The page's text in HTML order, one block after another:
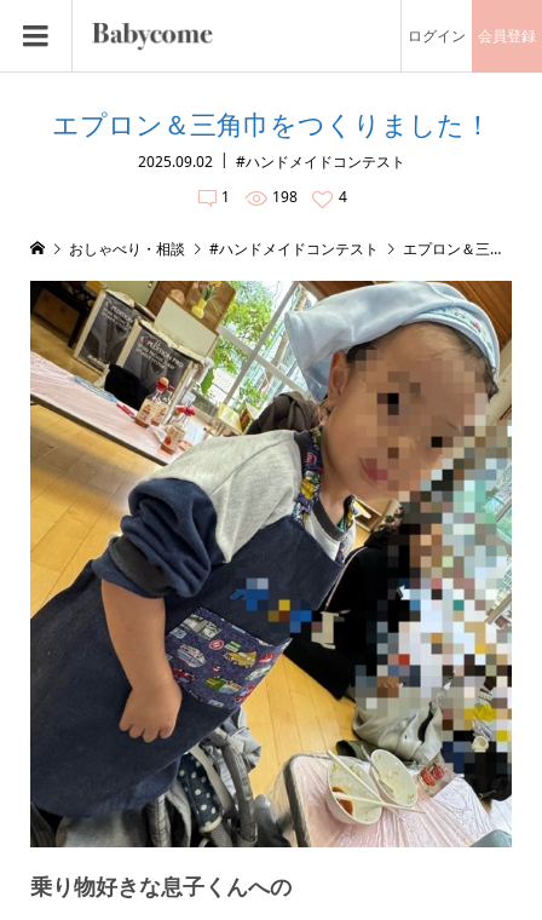
ログイン 会員登録
エプロン＆三角巾をつくりました！
2025.09.02
#ハンドメイドコンテスト
1
198 4
おしゃべり・相談 #ハンドメイドコンテスト エプロン＆三角巾をつくりました！
乗り物好きな息子くんへの